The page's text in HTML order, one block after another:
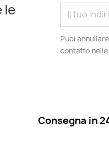
le
Puoi
contatto
Consegna in